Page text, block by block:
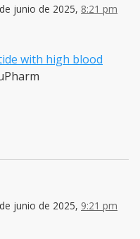
junio de 2025, 8:21 pm
with high blood
junio de 2025, 9:21 pm